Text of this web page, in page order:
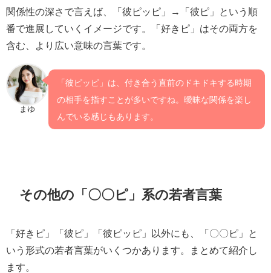
関係性の深さで言えば、「彼ピッピ」→「彼ピ」という順
番で進展していくイメージです。「好きピ」はその両方を
含む、より広い意味の言葉です。
まゆ
「彼ピッピ」は、付き合う直前のドキドキする時期
の相手を指すことが多いですね。曖昧な関係を楽し
んでいる感じもあります。
その他の「〇〇ピ」系の若者言葉
「好きピ」「彼ピ」「彼ピッピ」以外にも、「〇〇ピ」と
いう形式の若者言葉がいくつかあります。まとめて紹介し
ます。